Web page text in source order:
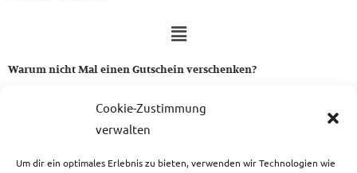
Cookie-Zustimmung
verwalten
Um dir ein optimales Erlebnis zu bieten, verwenden wir Technologien wie
Warum nicht Mal einen Gutschein verschenken?
Ein Gutschein von uns ist das perfekte Geschenk für alle Stoff-